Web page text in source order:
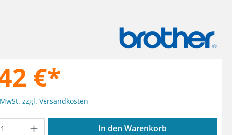
€*
zzgl. Versandkosten
Anzahl: Gib den gewünschten Wert
In den Warenkorb